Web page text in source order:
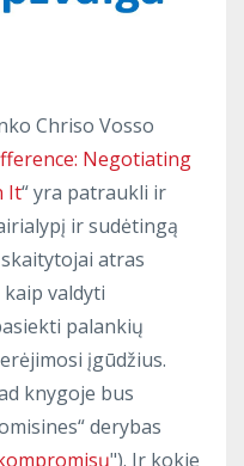
Chriso Vosso
Negotiating
It“ yra patraukli ir
ir sudėtingą
atras
valdyti
palankių
įgūdžius.
knygoje bus
derybas
"). Ir kokie